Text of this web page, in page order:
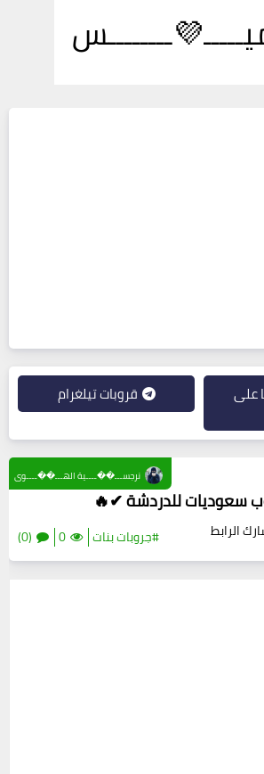
على قروبات تيلغرام
سعوديات للدردشة ✔🔥
الرابط #جروبات بنات 0
(0)
نرجســـ��ــــية الهـــ��ــــوى